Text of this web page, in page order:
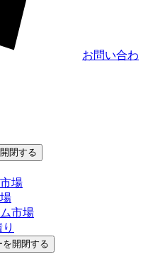
お問い合わ
閉する
場
市場
を開閉する